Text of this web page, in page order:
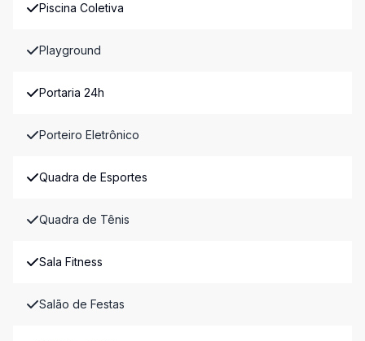
Piscina Coletiva
Playground
Portaria 24h
Porteiro Eletrônico
Quadra de Esportes
Quadra de Tênis
Sala Fitness
Salão de Festas